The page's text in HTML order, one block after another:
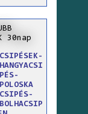
30nap
CSIPÉSEK-
HANGYACSI
PÉS-
POLOSKA
CSIPÉS-
BOLHACSIP